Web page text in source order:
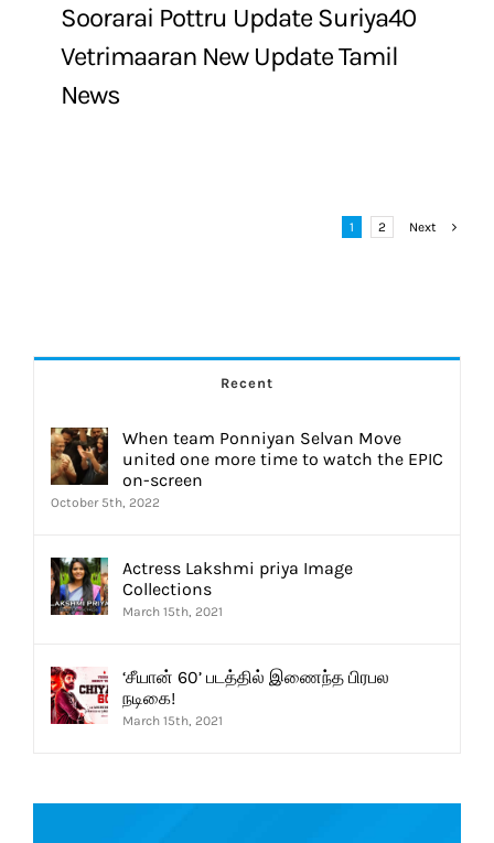
Soorarai Pottru Update Suriya40
Vetrimaaran New Update Tamil
News
1 2 Next
Recent
When team Ponniyan Selvan Move
united one more time to watch the EPIC
on-screen
October 5th, 2022
Actress Lakshmi priya Image
Collections
March 15th, 2021
‘சீயான் 60’ படத்தில் இணைந்த பிரபல
நடிகை!
March 15th, 2021